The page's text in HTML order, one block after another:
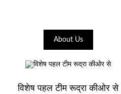
About Us
विशेष पहल टीम रूद्रा कीओर से